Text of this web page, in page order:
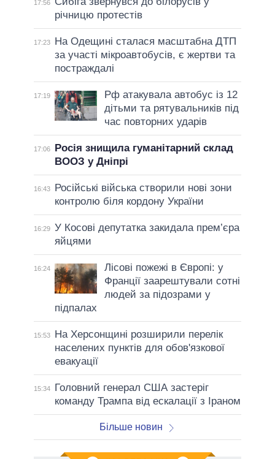
17:56
річницю протестів
17:23
На Одещині сталася масштабна ДТП
за участі мікроавтобусів, є жертви та
постраждалі
17:19
Рф атакувала автобус із 12
дітьми та рятувальників під
час повторних ударів
17:06
Росія знищила гуманітарний склад
ВООЗ у Дніпрі
16:43
Російські війська створили нові зони
контролю біля кордону України
16:29 У Косові депутатка закидала прем’єра
яйцями
16:24
Лісові пожежі в Європі: у
Франції заарештували сотні
людей за підозрами у
підпалах
15:53
На Херсонщині розширили перелік
населених пунктів для обов'язкової
евакуації
15:34
Головний генерал США застеріг
команду Трампа від ескалації з Іраном
Більше новин